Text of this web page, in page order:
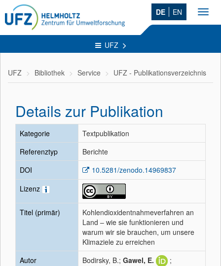
DE EN
UFZ
UFZ Bibliothek Service UFZ - Publikationsverzeichnis
Details zur Publikation
Kategorie
Textpublikation
Referenztyp
Berichte
DOI
10.5281/zenodo.14969837
Lizenz
Titel (primär)
Kohlendioxidentnahmeverfahren an
Land – wie sie funktionieren und
warum wir sie brauchen, um unsere
Klimaziele zu erreichen
Autor
Bodirsky, B.; Gawel, E.
;